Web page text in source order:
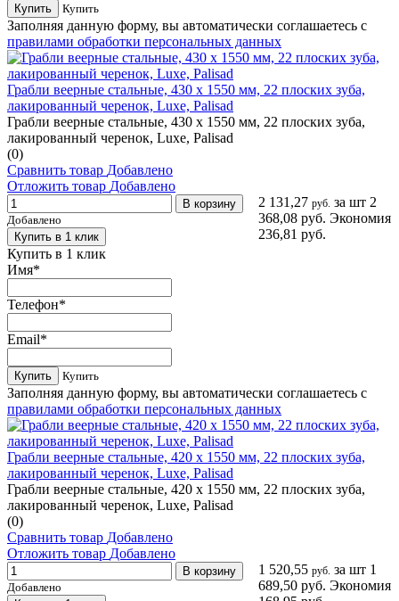
Купить Купить
Заполняя данную форму, вы автоматически соглашаетесь с
правилами обработки персональных данных
Грабли веерные стальные, 430 х 1550 мм, 22 плоских зуба,
лакированный черенок, Luxe, Palisad
Грабли веерные стальные, 430 х 1550 мм, 22 плоских зуба,
лакированный черенок, Luxe, Palisad
(0)
Сравнить товар Добавлено
Отложить товар Добавлено
2 131,27 руб. за шт 2
368,08 руб. Экономия
236,81 руб.
В корзину
Добавлено
Купить в 1 клик
Купить в 1 клик
Имя*
Телефон*
Email*
Купить Купить
Заполняя данную форму, вы автоматически соглашаетесь с
правилами обработки персональных данных
Грабли веерные стальные, 420 х 1550 мм, 22 плоских зуба,
лакированный черенок, Luxe, Palisad
Грабли веерные стальные, 420 х 1550 мм, 22 плоских зуба,
лакированный черенок, Luxe, Palisad
(0)
Сравнить товар Добавлено
Отложить товар Добавлено
1 520,55 руб. за шт 1
689,50 руб. Экономия
В корзину
Добавлено